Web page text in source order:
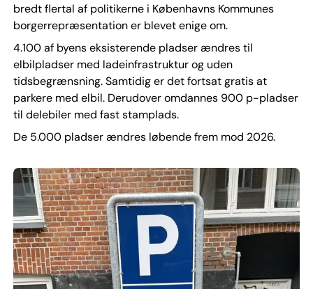
bredt flertal af politikerne i Københavns Kommunes
borgerrepræsentation er blevet enige om.
4.100 af byens eksisterende pladser ændres til
elbilpladser med ladeinfrastruktur og uden
tidsbegrænsning. Samtidig er det fortsat gratis at
parkere med elbil. Derudover omdannes 900 p-pladser
til delebiler med fast stamplads.
De 5.000 pladser ændres løbende frem mod 2026.